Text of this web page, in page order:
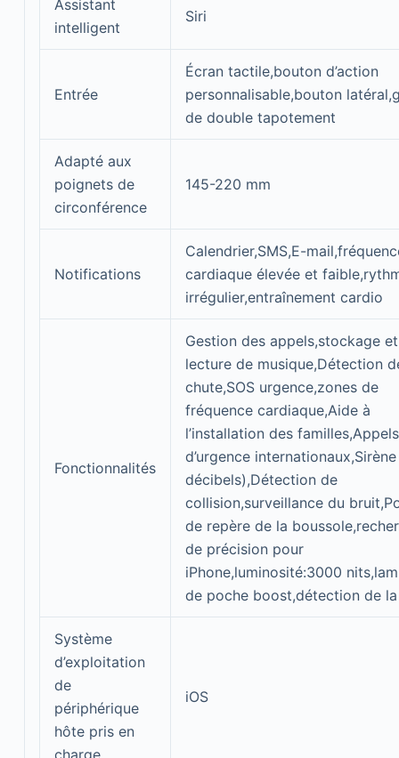
Assistant
intelligent
Siri
Entrée
Écran tactile,bouton d’action
personnalisable,bouton
de double tapotement
Adapté aux
poignets de
circonférence
145-220 mm
Notifications
Calendrier,SMS,E-
cardiaque élevée et
irrégulier,entraînement cardio
Fonctionnalités
Gestion des appels,stockage et
lecture de musique,Détection
chute,SOS urgence,zones de
fréquence cardiaque,Aide à
l’installation des familles,Appels
d’urgence
décibels),Détection de
collision,surveillance du
de repère de la
de précision pour
iPhone,luminosité:3000
de poche boost,détection de
Système
d’exploitation
de
périphérique
hôte pris en
iOS